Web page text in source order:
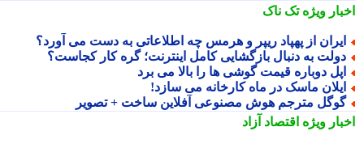
ویژهتک ناک
از پهپاد ریپر و هرمس چه اطلاعاتی به دست می آورد؟
به دنبال بازگشایی کامل اینترنت؛ گره کار کجاست؟
دوباره قیمت گوشی ها را بالا می برد
ماسک در ماه کارخانه می سازد!
مترجم هوش مصنوعی آفلاین ساخت + تصویر
ویژهاقتصاد آزاد